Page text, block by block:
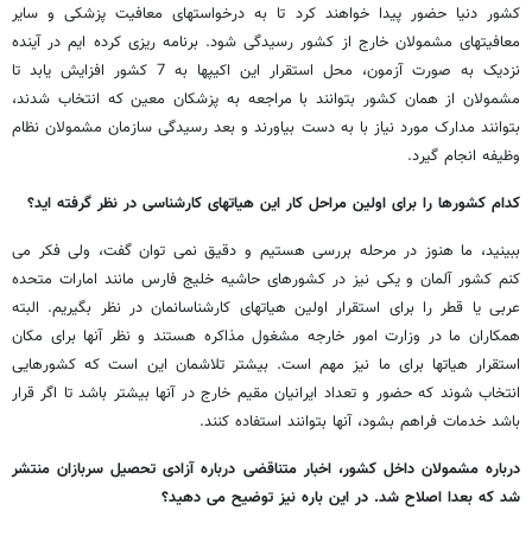
کشور دنیا حضور پیدا خواهند کرد تا به درخواستهای معافیت پزشکی و سایر
معافیتهای مشمولان خارج از کشور رسیدگی شود. برنامه ریزی کرده ایم در آینده
نزدیک به صورت آزمون، محل استقرار این اکیپها به 7 کشور افزایش یابد تا
مشمولان از همان کشور بتوانند با مراجعه به پزشکان معین که انتخاب شدند،
بتوانند مدارک مورد نیاز با به دست بیاورند و بعد رسیدگی سازمان مشمولان نظام
وظیفه انجام گیرد.
کدام کشورها را برای اولین مراحل کار این هیاتهای کارشناسی در نظر گرفته اید؟
ببینید، ما هنوز در مرحله بررسی هستیم و دقیق نمی توان گفت، ولی فکر می
کنم کشور آلمان و یکی نیز در کشورهای حاشیه خلیج فارس مانند امارات متحده
عربی یا قطر را برای استقرار اولین هیاتهای کارشناسانمان در نظر بگیریم. البته
همکاران ما در وزارت امور خارجه مشغول مذاکره هستند و نظر آنها برای مکان
استقرار هیاتها برای ما نیز مهم است. بیشتر تلاشمان این است که کشورهایی
انتخاب شوند که حضور و تعداد ایرانیان مقیم خارج در آنها بیشتر باشد تا اگر قرار
باشد خدمات فراهم بشود، آنها بتوانند استفاده کنند.
درباره مشمولان داخل کشور، اخبار متناقضی درباره آزادی تحصیل سربازان منتشر
شد که بعدا اصلاح شد. در این باره نیز توضیح می دهید؟